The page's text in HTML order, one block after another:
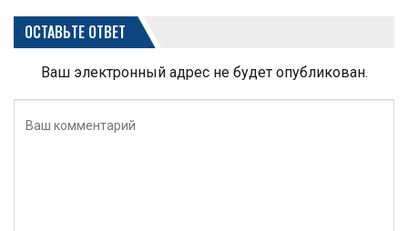
ОСТАВЬТЕ ОТВЕТ
Ваш электронный адрес не будет опубликован.